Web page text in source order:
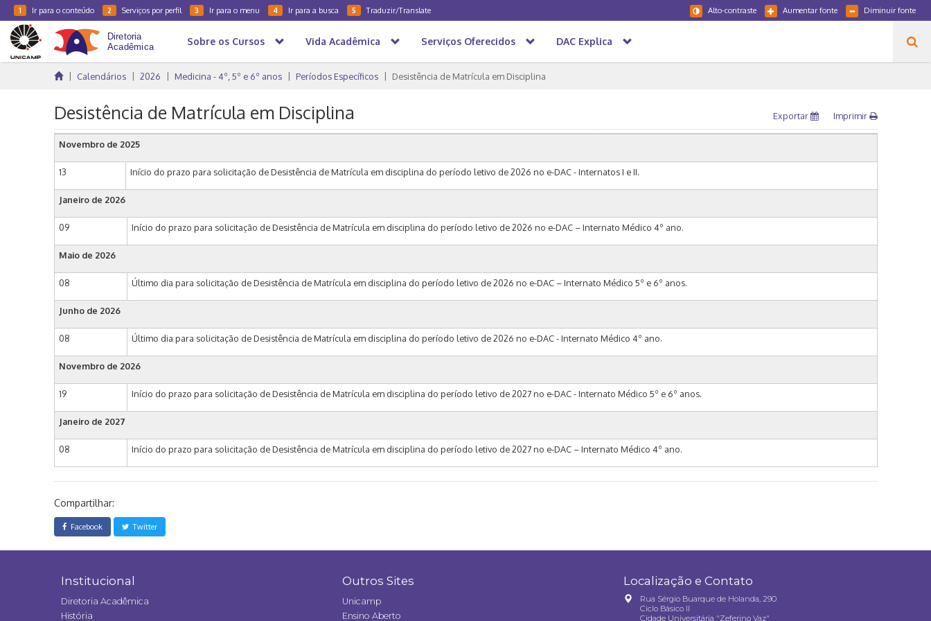
1 Ir para o conteúdo 2 Serviços por perfil 3 Ir para o menu 4 Ir para a busca 5 Traduzir/Translate Diminuir fonte
Aumentar fonte
Alto-contraste
Sobre os Cursos Vida Acadêmica Serviços Oferecidos DAC Explica
Calendários 2026 Medicina - 4º, 5º e 6º anos Períodos Específicos Desistência de Matrícula em Disciplina
Desistência de Matrícula em Disciplina Imprimir
Exportar
Novembro de 2025
13 Início do prazo para solicitação de Desistência de Matrícula em disciplina do período letivo de 2026 no e-DAC - Internatos I e II.
Janeiro de 2026
09 Início do prazo para solicitação de Desistência de Matrícula em disciplina do período letivo de 2026 no e-DAC – Internato Médico 4º ano.
Maio de 2026
08 Último dia para solicitação de Desistência de Matrícula em disciplina do período letivo de 2026 no e-DAC – Internato Médico 5º e 6º anos.
Junho de 2026
08 Último dia para solicitação de Desistência de Matrícula em disciplina do período letivo de 2026 no e-DAC - Internato Médico 4º ano.
Novembro de 2026
19 Início do prazo para solicitação de Desistência de Matrícula em disciplina do período letivo de 2027 no e-DAC - Internato Médico 5º e 6º anos.
Janeiro de 2027
08 Início do prazo para solicitação de Desistência de Matrícula em disciplina do período letivo de 2027 no e-DAC – Internato Médico 4º ano.
Compartilhar:
Facebook Twitter
Institucional
Diretoria Acadêmica
História
Outros Sites
Unicamp
Ensino Aberto
Localização e Contato
Rua Sérgio Buarque de Holanda, 290
Ciclo Básico II
Cidade Universitária "Zeferino Vaz"